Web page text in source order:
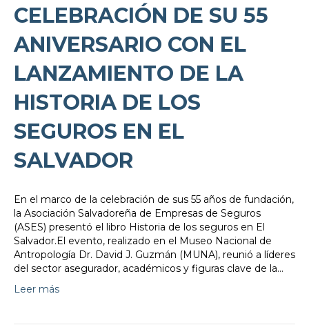
CELEBRACIÓN DE SU 55
ANIVERSARIO CON EL
LANZAMIENTO DE LA
HISTORIA DE LOS
SEGUROS EN EL
SALVADOR
En el marco de la celebración de sus 55 años de fundación,
la Asociación Salvadoreña de Empresas de Seguros
(ASES) presentó el libro Historia de los seguros en El
Salvador.El evento, realizado en el Museo Nacional de
Antropología Dr. David J. Guzmán (MUNA), reunió a líderes
del sector asegurador, académicos y figuras clave de la…
Leer más